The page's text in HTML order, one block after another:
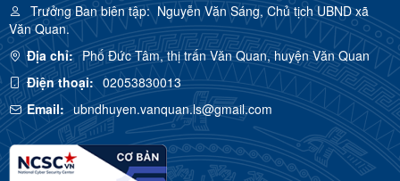
Trưởng Ban biên tập:Nguyễn Văn Sáng, Chủ tịch UBND xã
Văn Quan.
Địa chỉ: Phố Đức Tâm, thị trấn Văn Quan, huyện Văn Quan
Điện thoại: 02053830013
Email: ubndhuyen.vanquan.ls@gmail.com